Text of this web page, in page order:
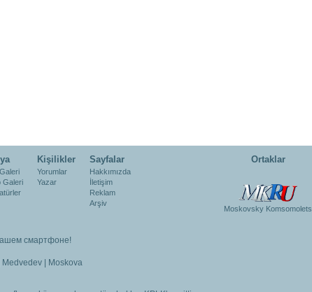
Galeri
Kişilikler
Yorumlar
Yazar
Sayfalar
Hakkımızda
İletişim
Reklam
Arşiv
Ortaklar
Moskovsky Komsomolets
смартфоне!
Medvedev Moskova